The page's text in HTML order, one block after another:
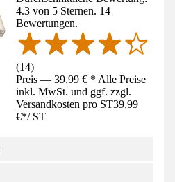
4.3 von 5 Sternen. 14
Bewertungen.
(14)
Preis — 39,99 € * Alle Preise
inkl. MwSt. und ggf. zzgl.
Versandkosten pro ST39,99
€*/ ST